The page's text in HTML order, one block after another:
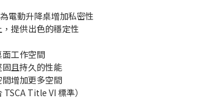
電動升降桌增加私密性
提供出色的穩定性
工作空間
且持久的性能
增加更多空間
Title VI 標準）